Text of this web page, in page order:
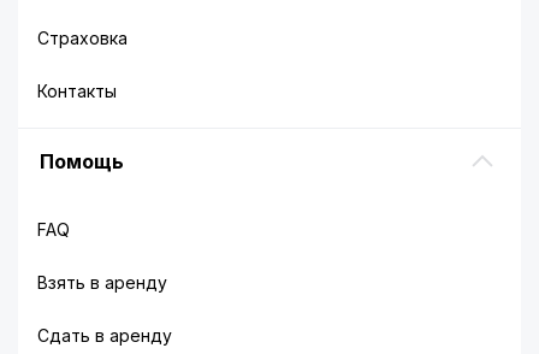
Страховка
Контакты
Помощь
FAQ
Взять в аренду
Сдать в аренду